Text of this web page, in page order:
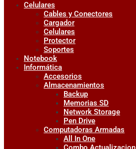
Celulares
Cables y Conectores
Cargador
Celulares
Protector
Soportes
Notebook
Informática
Accesorios
Almacenamientos
Backup
Memorias SD
Network Storage
Pen Drive
Computadoras Armadas
All In One